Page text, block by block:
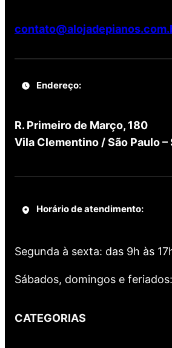
Endereço:
R. Primeiro de Março, 180
Vila Clementino / São Paulo –
Horário de atendimento:
Segunda à sexta: das 9h às
Sábados, domingos e
CATEGORIAS